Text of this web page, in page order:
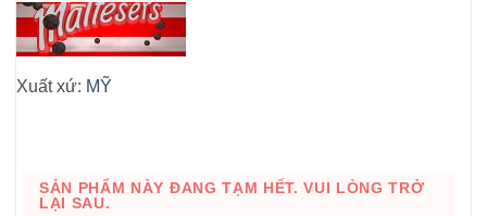
Xuất xứ: MỸ
SẢN PHẨM NÀY ĐANG TẠM HẾT. VUI LÒNG TRỞ
LẠI SAU.